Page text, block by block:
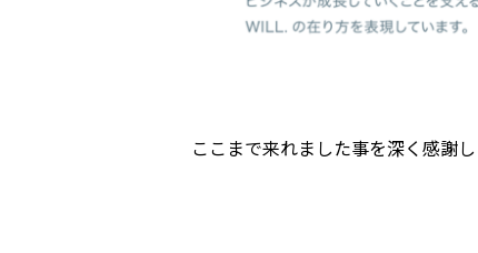
ここまで来れました事を深く感謝